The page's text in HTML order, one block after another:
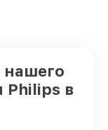
нашего
Philips в